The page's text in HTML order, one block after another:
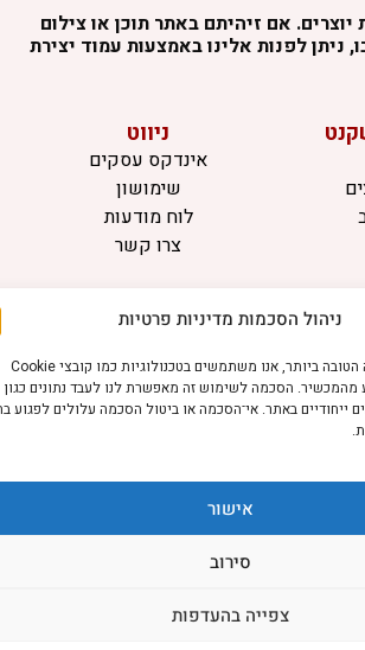
ניהול הסכמות מדיניות פרטיות
כדי לספק את החוויה הטובה ביותר, אנו משתמשים בטכנולוגיות כמו קובצי Cookie
הסכמה לשימוש זה מאפשרת לנו לעבד נתונים כגון
באתר. אי־הסכמה או ביטול הסכמה עלולים לפגוע בחלק
אישור
סירוב
צפייה בהעדפות
אם זיהיתם באתר תוכן או צילום
לפנות אלינו באמצעות עמוד יצירת
ניווט
אינדקס עסקים
שימושון
לוח מודעות
צרו קשר
תקנון
הרשמה לניוזלטר